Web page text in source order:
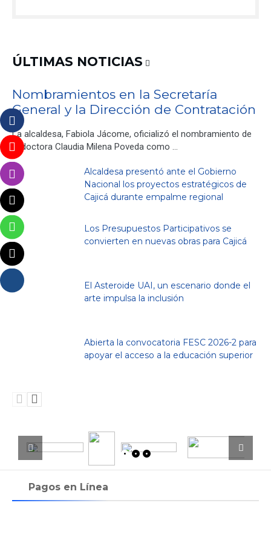
ÚLTIMAS NOTICIAS
Nombramientos en la Secretaría
General y la Dirección de Contratación
La alcaldesa, Fabiola Jácome, oficializó el nombramiento de
la doctora Claudia Milena Poveda como …
Alcaldesa presentó ante el Gobierno
Nacional los proyectos estratégicos de
Cajicá durante empalme regional
Los Presupuestos Participativos se
convierten en nuevas obras para Cajicá
El Asteroide UAI, un escenario donde el
arte impulsa la inclusión
Abierta la convocatoria FESC 2026-2 para
apoyar el acceso a la educación superior
Pagos en Línea